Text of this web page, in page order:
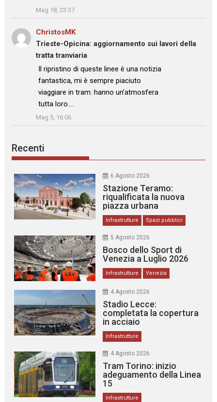
Mag 18, 23:37
ChristosMKsu
Trieste-Opicina: aggiornamento sui lavori della
tratta tranviaria
: “
Il ripristino di queste linee è una notizia
fantastica, mi è sempre piaciuto
viaggiare in tram: hanno un’atmosfera
tutta loro.…
”
Mag 5, 16:06
Recenti
6 Agosto 2026
Stazione Teramo:
riqualificata la nuova
piazza urbana
Infrastrutture Spazi pubblici
5 Agosto 2026
Bosco dello Sport di
Venezia a Luglio 2026
Infrastrutture Venezia
4 Agosto 2026
Stadio Lecce:
completata la copertura
in acciaio
Infrastrutture
4 Agosto 2026
Tram Torino: inizio
adeguamento della Linea
15
Infrastrutture